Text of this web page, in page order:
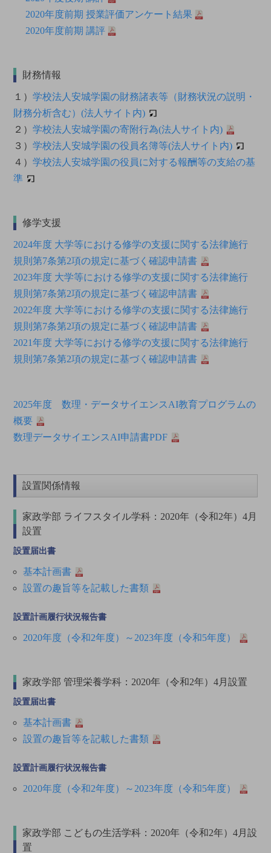
2020年度前期 授業評価アンケート結果
2020年度前期 講評
財務情報
１）学校法人安城学園の財務諸表等（財務状況の説明・
財務分析含む）(法人サイト内)
２）学校法人安城学園の寄附行為(法人サイト内)
３）学校法人安城学園の役員名簿等(法人サイト内)
４）学校法人安城学園の役員に対する報酬等の支給の基
準
修学支援
2024年度 大学等における修学の支援に関する法律施行
規則第7条第2項の規定に基づく確認申請書
2023年度 大学等における修学の支援に関する法律施行
規則第7条第2項の規定に基づく確認申請書
2022年度 大学等における修学の支援に関する法律施行
規則第7条第2項の規定に基づく確認申請書
2021年度 大学等における修学の支援に関する法律施行
規則第7条第2項の規定に基づく確認申請書
2025年度 数理・データサイエンスAI教育プログラムの
概要
数理データサイエンスAI申請書PDF
設置関係情報
家政学部 ライフスタイル学科：2020年（令和2年）4月
設置
設置届出書
基本計画書
設置の趣旨等を記載した書類
設置計画履行状況報告書
2020年度（令和2年度）～2023年度（令和5年度）
家政学部 管理栄養学科：2020年（令和2年）4月設置
設置届出書
基本計画書
設置の趣旨等を記載した書類
設置計画履行状況報告書
2020年度（令和2年度）～2023年度（令和5年度）
家政学部 こどもの生活学科：2020年（令和2年）4月設
置